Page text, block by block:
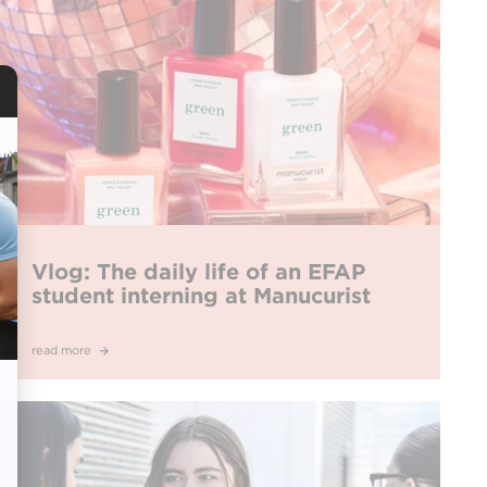
Vlog: The daily life of an EFAP
student interning at Manucurist
read more